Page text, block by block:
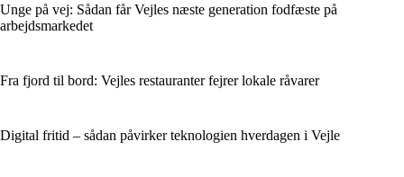
Unge på vej: Sådan får Vejles næste generation fodfæste på
arbejdsmarkedet
Fra fjord til bord: Vejles restauranter fejrer lokale råvarer
Digital fritid – sådan påvirker teknologien hverdagen i Vejle